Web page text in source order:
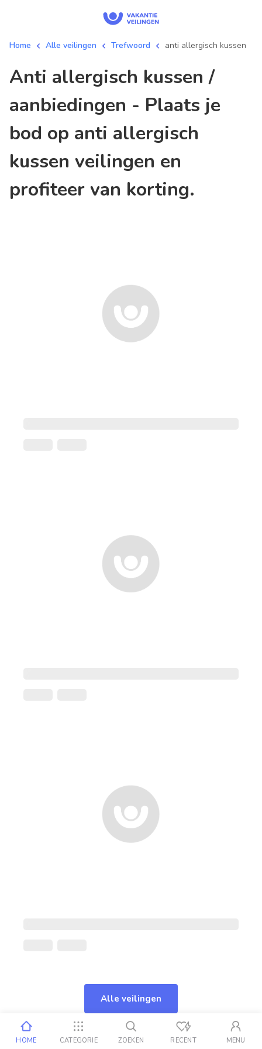
Home Alle veilingen Trefwoord anti allergisch kussen
anti allergisch kussen /
aanbiedingen - Plaats je
bod op anti allergisch
kussen veilingen en
profiteer van korting.
Alle veilingen
HOME CATEGORIE ZOEKEN RECENT MENU